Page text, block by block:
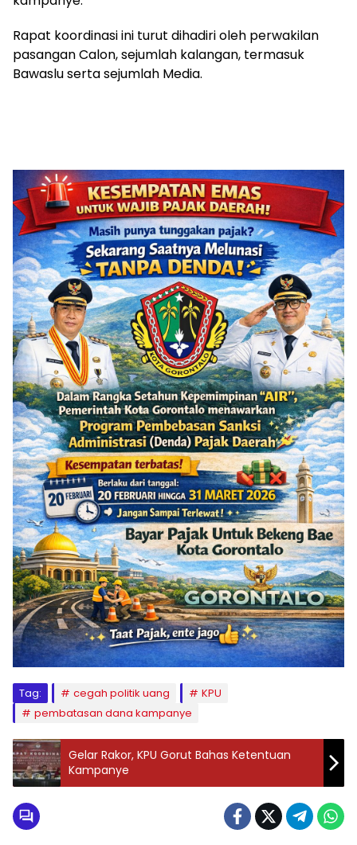
Rapat koordinasi ini turut dihadiri oleh perwakilan
pasangan Calon, sejumlah kalangan, termasuk
Bawaslu serta sejumlah Media.
Tag: cegah politik uang
KPU
pembatasan dana kampanye
Gelar Rakor, KPU Gorut Bahas Ketentuan
Kampanye